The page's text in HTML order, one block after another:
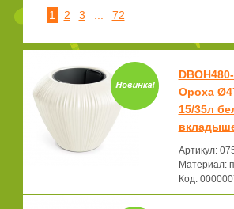
1
2 3 72
Ороха
15/35л
Артикул:
Материал:
Код: